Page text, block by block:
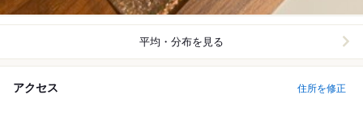
平均・分布を見る
アクセス 住所を修正